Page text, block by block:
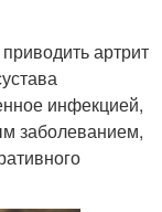
артрит
инфекцией,
заболеванием,